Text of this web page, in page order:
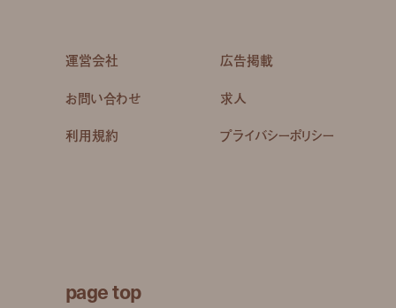
運営会社
広告掲載
お問い合わせ
求人
利用規約
プライバシーポリシー
page top